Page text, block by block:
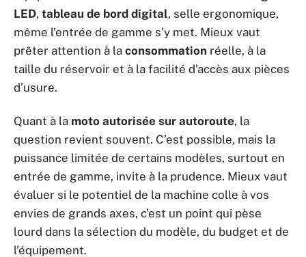
LED, tableau de bord digital, selle ergonomique,
même l’entrée de gamme s’y met. Mieux vaut
prêter attention à la consommation réelle, à la
taille du réservoir et à la facilité d’accès aux pièces
d’usure.
Quant à la moto autorisée sur autoroute, la
question revient souvent. C’est possible, mais la
puissance limitée de certains modèles, surtout en
entrée de gamme, invite à la prudence. Mieux vaut
évaluer si le potentiel de la machine colle à vos
envies de grands axes, c’est un point qui pèse
lourd dans la sélection du modèle, du budget et de
l’équipement.